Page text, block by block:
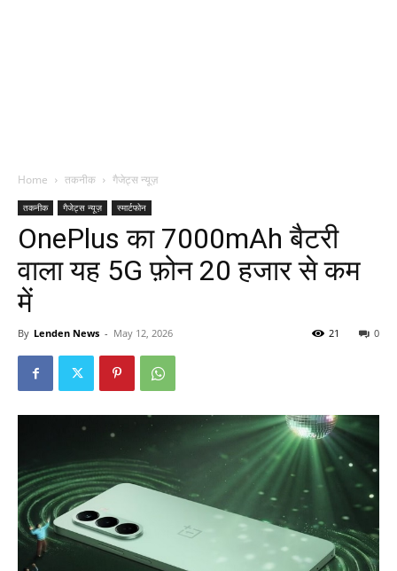
Home तकनीक गैजेट्स न्यूज़
तकनीक गैजेट्स न्यूज़ स्मार्टफोन
OnePlus का 7000mAh बैटरी
वाला यह 5G फ़ोन 20 हजार से कम
में
By Lenden News - May 12, 2026 0
21